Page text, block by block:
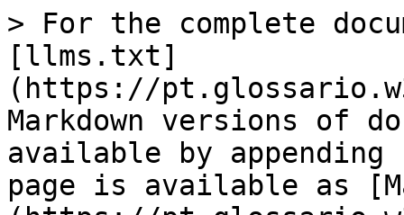
> For the complete
[llms.txt]
(https://
Markdown versions of
available by
page is available as